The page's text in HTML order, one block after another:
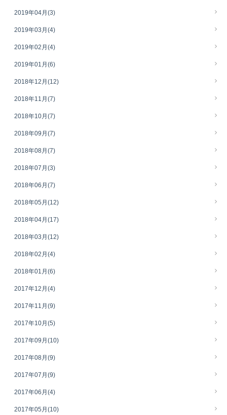
2019年04月 (3)
2019年03月 (4)
2019年02月 (4)
2019年01月 (6)
2018年12月 (12)
2018年11月 (7)
2018年10月 (7)
2018年09月 (7)
2018年08月 (7)
2018年07月 (3)
2018年06月 (7)
2018年05月 (12)
2018年04月 (17)
2018年03月 (12)
2018年02月 (4)
2018年01月 (6)
2017年12月 (4)
2017年11月 (9)
2017年10月 (5)
2017年09月 (10)
2017年08月 (9)
2017年07月 (9)
2017年06月 (4)
2017年05月 (10)